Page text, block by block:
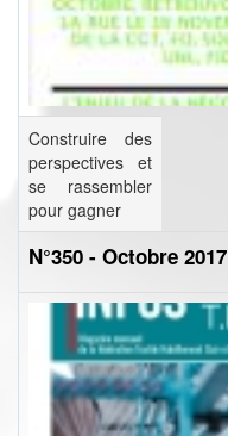
Construire des
perspectives et
se rassembler
pour gagner
N°350 - Octobre 2017